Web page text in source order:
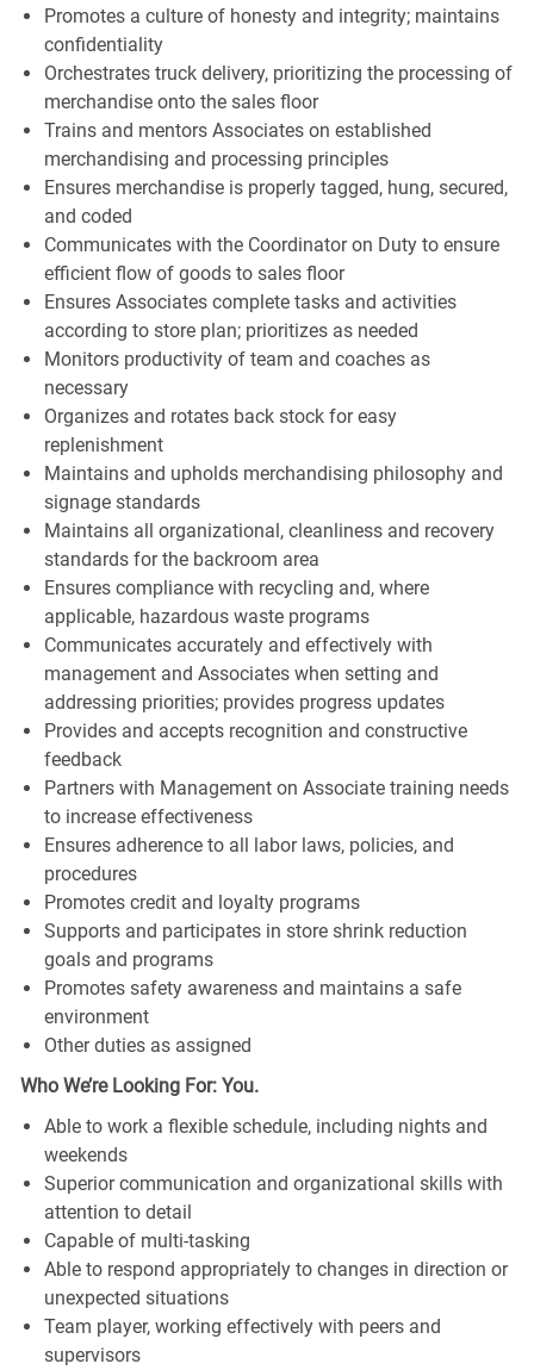
Promotes a culture of honesty and integrity; maintains
confidentiality
Orchestrates truck delivery, prioritizing the processing of
merchandise onto the sales floor
Trains and mentors Associates on established
merchandising and processing principles
Ensures merchandise is properly tagged, hung, secured,
and coded
Communicates with the Coordinator on Duty to ensure
efficient flow of goods to sales floor
Ensures Associates complete tasks and activities
according to store plan; prioritizes as needed
Monitors productivity of team and coaches as
necessary
Organizes and rotates back stock for easy
replenishment
Maintains and upholds merchandising philosophy and
signage standards
Maintains all organizational, cleanliness and recovery
standards for the backroom area
Ensures compliance with recycling and, where
applicable, hazardous waste programs
Communicates accurately and effectively with
management and Associates when setting and
addressing priorities; provides progress updates
Provides and accepts recognition and constructive
feedback
Partners with Management on Associate training needs
to increase effectiveness
Ensures adherence to all labor laws, policies, and
procedures
Promotes credit and loyalty programs
Supports and participates in store shrink reduction
goals and programs
Promotes safety awareness and maintains a safe
environment
Other duties as assigned
Who We’re Looking For: You.
Able to work a flexible schedule, including nights and
weekends
Superior communication and organizational skills with
attention to detail
Capable of multi-tasking
Able to respond appropriately to changes in direction or
unexpected situations
Team player, working effectively with peers and
supervisors